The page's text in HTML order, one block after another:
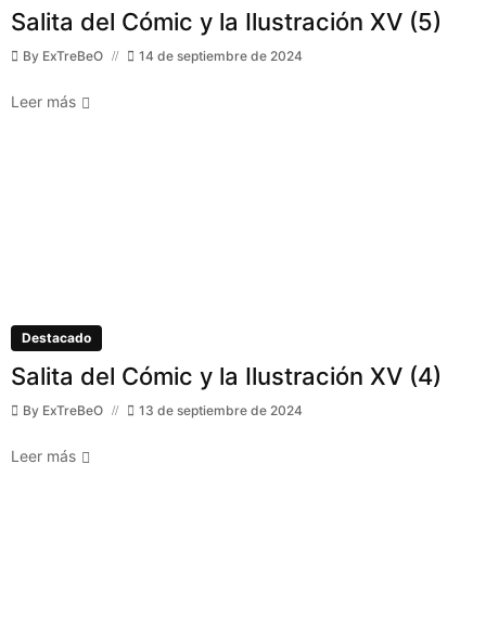
Salita del Cómic y la Ilustración XV (5)
By ExTreBeO 14 de septiembre de 2024
Leer más
Destacado
Salita del Cómic y la Ilustración XV (4)
By ExTreBeO 13 de septiembre de 2024
Leer más